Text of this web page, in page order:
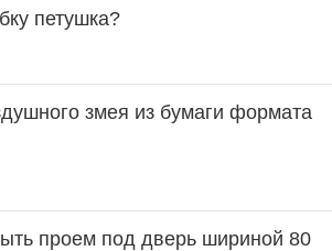
петушка?
змея из бумаги формата
проем под дверь шириной 80